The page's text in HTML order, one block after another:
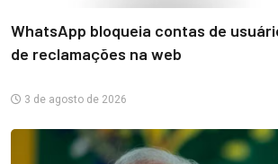
WhatsApp bloqueia contas de
de reclamações na web
3 de agosto de 2026